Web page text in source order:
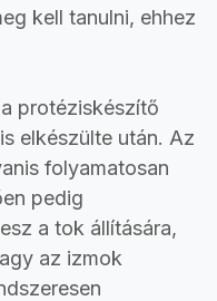
kell tanulni, ehhez
protéziskészítő
elkészülte után. Az
folyamatosan
pedig
a tok állítására,
az izmok